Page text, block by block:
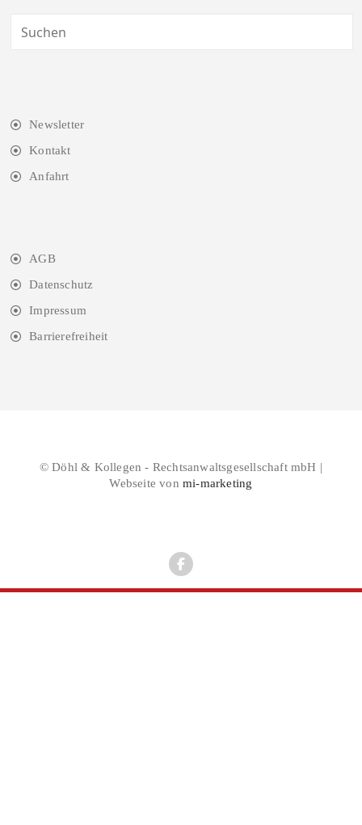
Newsletter
Kontakt
Anfahrt
AGB
Datenschutz
Impressum
Barrierefreiheit
© Döhl & Kollegen - Rechtsanwaltsgesellschaft mbH |
Webseite vonmi-marketing